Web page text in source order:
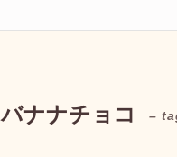
バナナチョコ –